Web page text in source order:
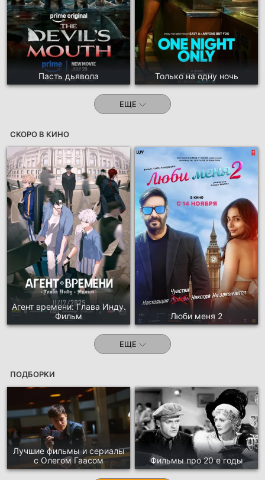
Пасть дьявола Только на одну ночь
ЕЩЕ
СКОРО В КИНО
Агент времени: Глава Инду.
Фильм
Люби меня 2
ЕЩЕ
ПОДБОРКИ
Лучшие фильмы и сериалы
с Олегом Гаасом
Фильмы про 20 е годы